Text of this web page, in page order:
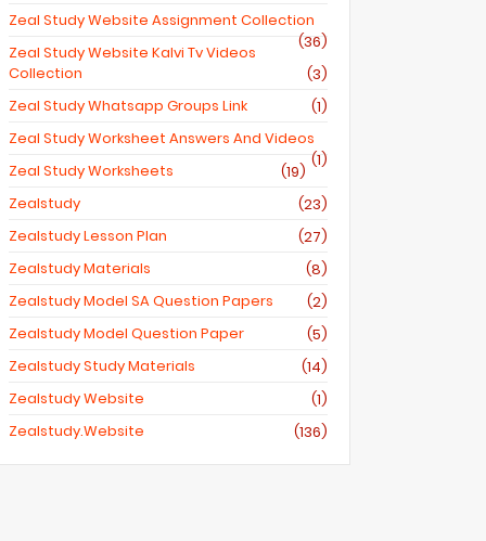
Zeal Study Website Assignment Collection
(36)
Zeal Study Website Kalvi Tv Videos
Collection
(3)
Zeal Study Whatsapp Groups Link
(1)
Zeal Study Worksheet Answers And Videos
(1)
Zeal Study Worksheets
(19)
Zealstudy
(23)
Zealstudy Lesson Plan
(27)
Zealstudy Materials
(8)
Zealstudy Model SA Question Papers
(2)
Zealstudy Model Question Paper
(5)
Zealstudy Study Materials
(14)
Zealstudy Website
(1)
Zealstudy.website
(136)